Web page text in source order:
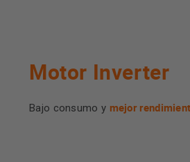
Motor Inverter
Bajo consumo y mejor